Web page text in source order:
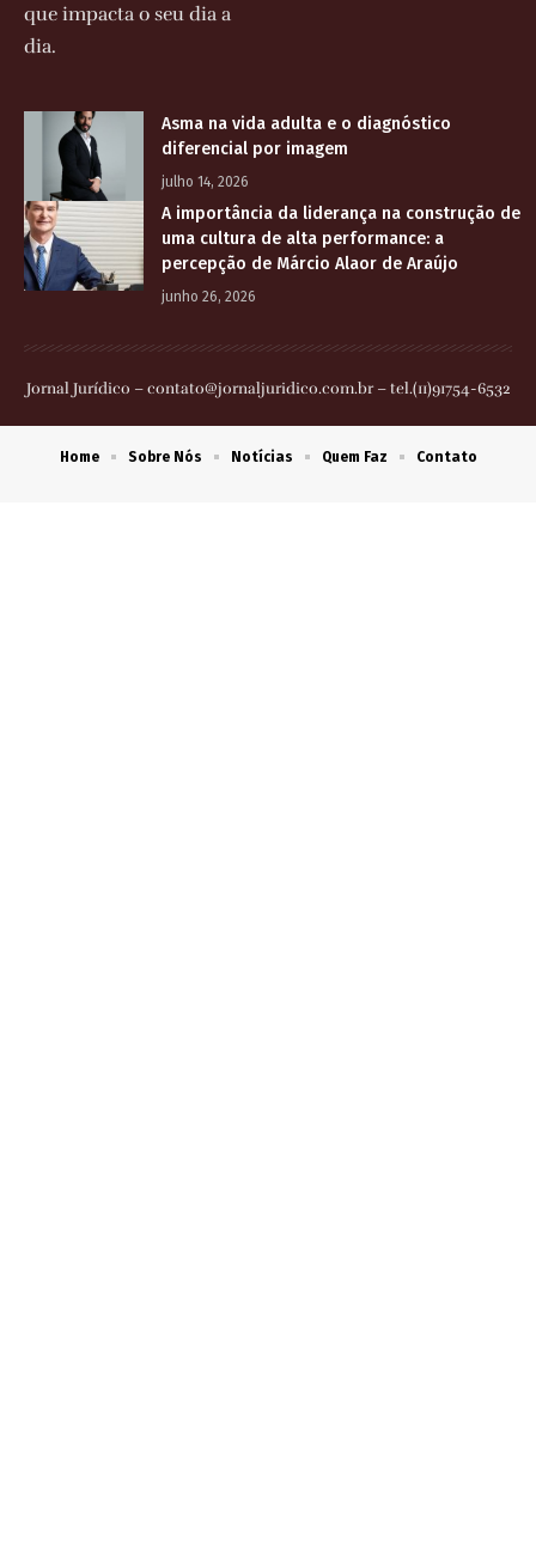
que impacta o seu dia a
dia.
Asma na vida adulta e o diagnóstico
diferencial por imagem
julho 14, 2026
A importância da liderança na construção de
uma cultura de alta performance: a
percepção de Márcio Alaor de Araújo
junho 26, 2026
Jornal Jurídico –contato@jornaljuridico.com.br– tel.(11)91754-6532
Home Sobre Nós Notícias Quem Faz Contato